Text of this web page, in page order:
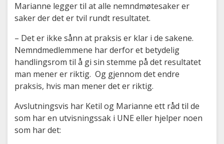
Marianne legger til at alle nemndmøtesaker er
saker der det er tvil rundt resultatet.
– Det er ikke sånn at praksis er klar i de sakene.
Nemndmedlemmene har derfor et betydelig
handlingsrom til å gi sin stemme på det resultatet
man mener er riktig. Og gjennom det endre
praksis, hvis man mener det er riktig.
Avslutningsvis har Ketil og Marianne ett råd til de
som har en utvisningssak i UNE eller hjelper noen
som har det: